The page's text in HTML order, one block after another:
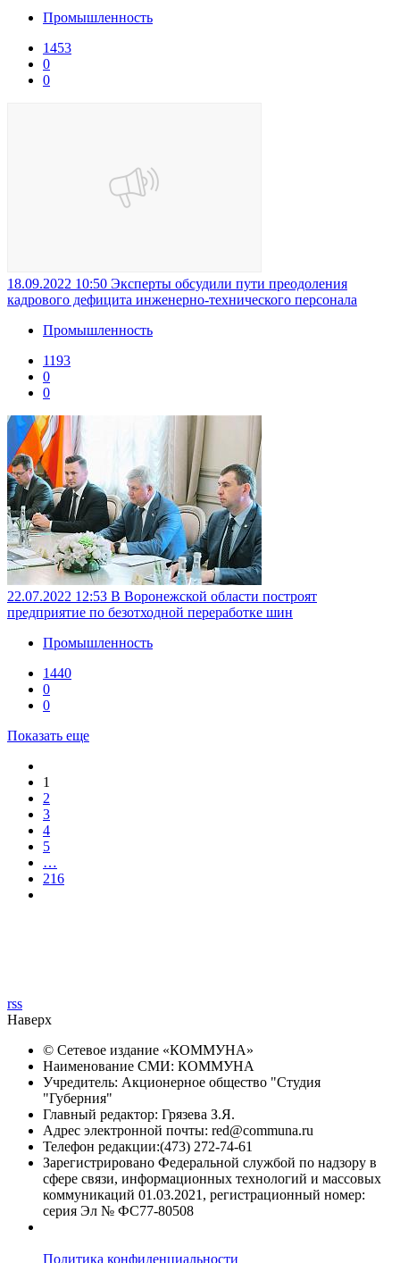
Промышленность
1453
0
0
18.09.2022 10:50 Эксперты обсудили пути преодоления
кадрового дефицита инженерно-технического персонала
Промышленность
1193
0
0
22.07.2022 12:53 В Воронежской области построят
предприятие по безотходной переработке шин
Промышленность
1440
0
0
Показать еще
1
2
3
4
5
…
216
rss
Наверх
© Сетевое издание «КОММУНА»
Наименование СМИ: КОММУНА
Учредитель: Акционерное общество "Студия
"Губерния"
Главный редактор: Грязева З.Я.
Адрес электронной почты: red@communa.ru
Телефон редакции:(473) 272-74-61
Зарегистрировано Федеральной службой по надзору в
сфере связи, информационных технологий и массовых
коммуникаций 01.03.2021, регистрационный номер:
серия Эл № ФС77-80508
Политика конфиденциальности